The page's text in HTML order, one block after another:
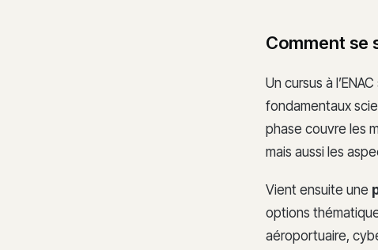
Comment se
Un cursus à
fondamentaux
phase couvre les
mais aussi les
Vient ensuite une
options
aéroportuaire,